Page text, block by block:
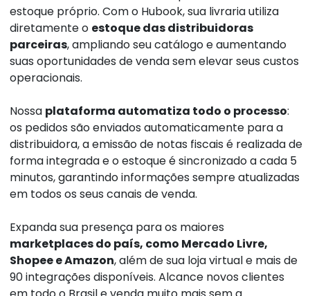
estoque próprio. Com o Hubook, sua livraria utiliza
diretamente o estoque das distribuidoras
parceiras, ampliando seu catálogo e aumentando
suas oportunidades de venda sem elevar seus custos
operacionais.
Nossa plataforma automatiza todo o processo:
os pedidos são enviados automaticamente para a
distribuidora, a emissão de notas fiscais é realizada de
forma integrada e o estoque é sincronizado a cada 5
minutos, garantindo informações sempre atualizadas
em todos os seus canais de venda.
Expanda sua presença para os maiores
marketplaces do país, como Mercado Livre,
Shopee e Amazon, além de sua loja virtual e mais de
90 integrações disponíveis. Alcance novos clientes